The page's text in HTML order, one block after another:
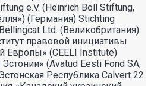
e.V. (Heinrich Böll Stiftung,
(Германия) Stichting
Ltd. (Великобритания)
правовой инициативы
Европы» (CEELI Institute)
(Avatud Eesti Fond SA,
Республика Calvert 22